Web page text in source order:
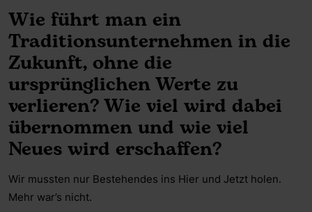
Wie führt man ein
Traditionsunternehmen in die
Zukunft, ohne die
ursprünglichen Werte zu
verlieren? Wie viel wird dabei
übernommen und wie viel
Neues wird erschaffen?
Wir mussten nur Bestehendes ins Hier und Jetzt holen.
Mehr war’s nicht.